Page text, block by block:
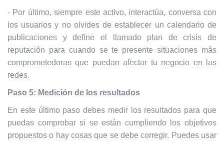
- Por último, siempre este activo, interactúa, conversa con
los usuarios y no olvides de establecer un calendario de
publicaciones y define el llamado plan de crisis de
reputación para cuando se te presente situaciones más
comprometedoras que puedan afectar tu negocio en las
redes.
Paso 5: Medición de los resultados
En este último paso debes medir los resultados para que
puedas comprobar si se están cumpliendo los objetivos
propuestos o hay cosas que se debe corregir. Puedes usar